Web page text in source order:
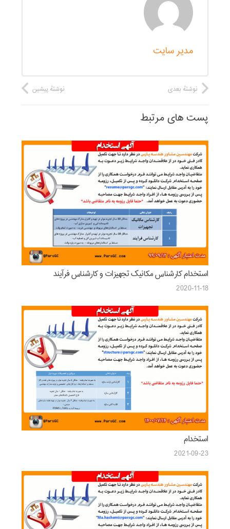
مدیر سایت
نوشتهٔ پیشین نوشتهٔ بعدی
پست های مرتبط
استخدام کارشناس مکانیک تجهیزات و کارشناس فرآیند
2020-11-18
استخدام
2021-09-23